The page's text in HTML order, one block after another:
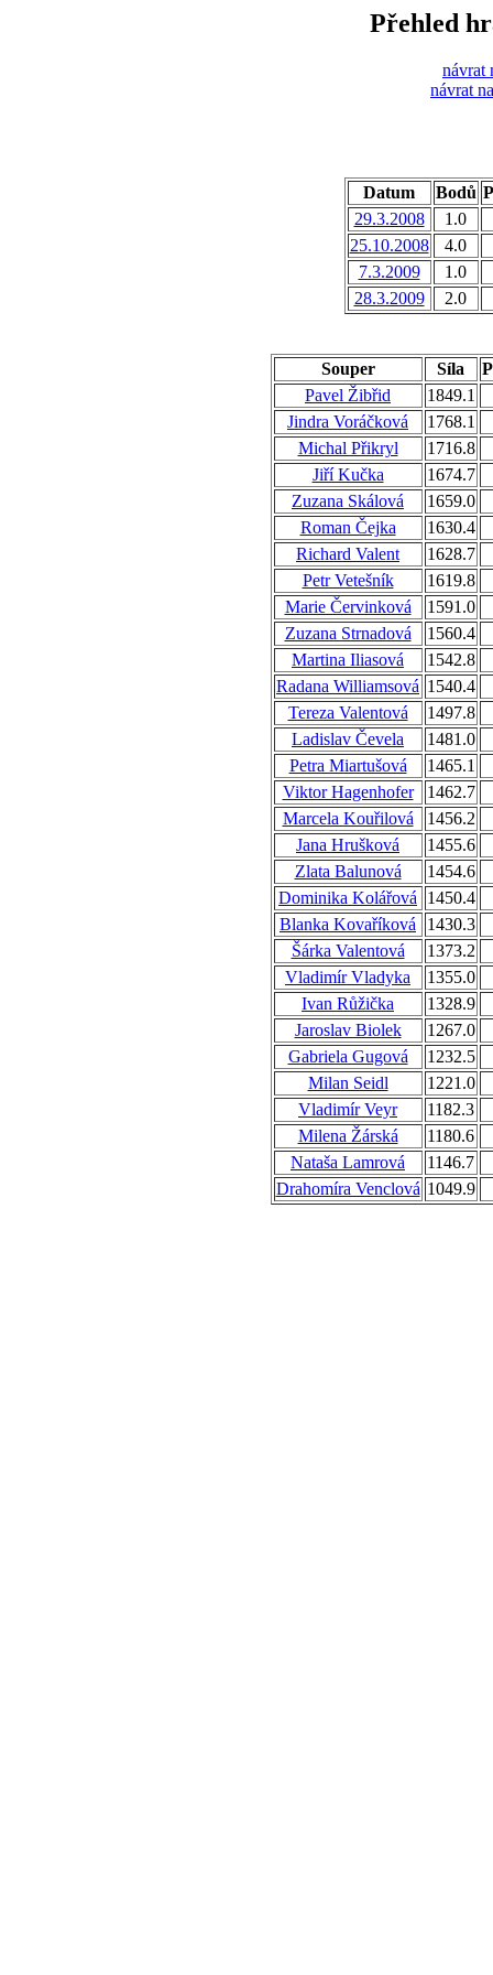
Přehled
návrat
návrat
Datum Bodů
29.3.2008
1.0
25.10.2008
4.0
7.3.2009
1.0
28.3.2009
2.0
Souper Síla
Pavel Žibřid
1849.1
Jindra Voráčková
1768.1
Michal Přikryl
1716.8
Jiří Kučka
1674.7
Zuzana Skálová
1659.0
Roman Čejka
1630.4
Richard Valent
1628.7
Petr Vetešník
1619.8
Marie Červinková
1591.0
Zuzana Strnadová
1560.4
Martina Iliasová
1542.8
Radana Williamsová 1540.4
Tereza Valentová
1497.8
Ladislav Čevela
1481.0
Petra Miartušová
1465.1
Viktor Hagenhofer
1462.7
Marcela Kouřilová
1456.2
Jana Hrušková
1455.6
Zlata Balunová
1454.6
Dominika Kolářová
1450.4
Blanka Kovaříková
1430.3
Šárka Valentová
1373.2
Vladimír Vladyka
1355.0
Ivan Růžička
1328.9
Jaroslav Biolek
1267.0
Gabriela Gugová
1232.5
Milan Seidl
1221.0
Vladimír Veyr
1182.3
Milena Žárská
1180.6
Nataša Lamrová
1146.7
Drahomíra Venclová 1049.9